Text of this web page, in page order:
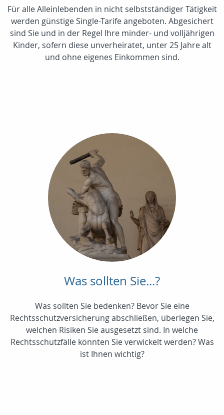
Für alle Alleinlebenden in nicht selbstständiger Tätigkeit
werden günstige Single-Tarife angeboten. Abgesichert
sind Sie und in der Regel Ihre minder- und volljährigen
Kinder, sofern diese unverheiratet, unter 25 Jahre alt
und ohne eigenes Einkommen sind.
Was sollten Sie...?
Was sollten Sie bedenken? Bevor Sie eine
Rechtsschutzversicherung abschließen, überlegen Sie,
welchen Risiken Sie ausgesetzt sind. In welche
Rechtsschutzfälle könnten Sie verwickelt werden? Was
ist Ihnen wichtig?